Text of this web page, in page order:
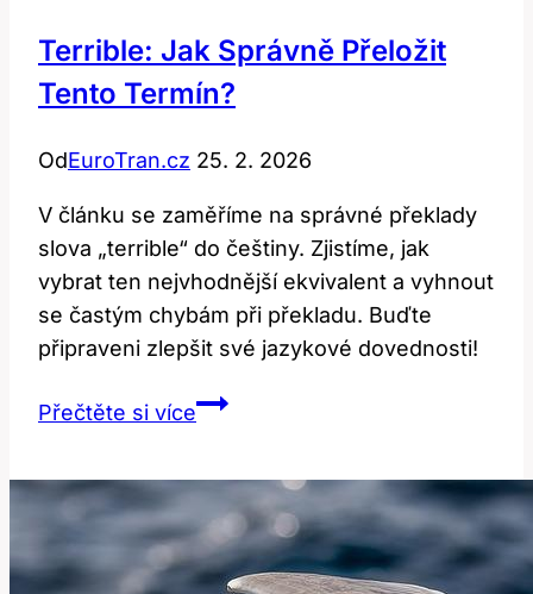
Terrible: Jak Správně Přeložit
Tento Termín?
OdEuroTran.cz 25. 2. 2026
V článku se zaměříme na správné překlady
slova „terrible“ do češtiny. Zjistíme, jak
vybrat ten nejvhodnější ekvivalent a vyhnout
se častým chybám při překladu. Buďte
připraveni zlepšit své jazykové dovednosti!
Přečtěte si víceTerrible:
Tento
Termín?